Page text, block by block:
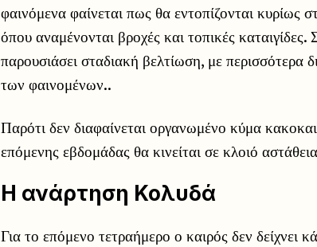
φαινόμενα φαίνεται πως θα εντοπίζονται
όπου αναμένονται βροχές και τοπικές
παρουσιάσει σταδιακή βελτίωση, με περισσότερα
των φαινομένων..
Παρότι δεν διαφαίνεται οργανωμένο κύμα
επόμενης εβδομάδας θα κινείται σε κλοιό
Η ανάρτηση Κολυδά
Για το επόμενο τετραήμερο ο καιρός δεν δείχνει